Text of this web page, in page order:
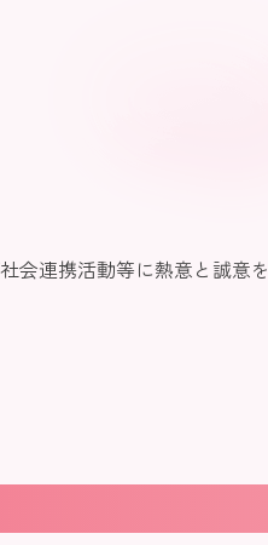
会連携活動等に熱意と誠意を